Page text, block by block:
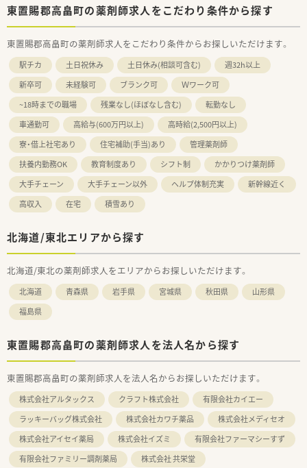
東置賜郡高畠町の薬剤師求人をこだわり条件から探す
東置賜郡高畠町の薬剤師求人をこだわり条件からお探しいただけます。
駅チカ 土日祝休み 土日休み(相談可含む)
週32h以上
新卒可
未経験可 ブランク可
Ｗワーク可
~18時までの職場
残業なし(ほぼなし含む)
転勤なし
車通勤可
高給与(600万円以上)
高時給(2,500円以上)
寮・借上社宅あり
住宅補助(手当)あり
管理薬剤師
扶養内勤務OK
教育制度あり シフト制
かかりつけ薬剤師
大手チェーン
大手チェーン以外 ヘルプ体制充実
新幹線近く
高収入
在宅 積雪あり
北海道/東北エリアから探す
北海道/東北の薬剤師求人をエリアからお探しいただけます。
北海道 青森県 岩手県 宮城県 秋田県
山形県
福島県
東置賜郡高畠町の薬剤師求人を法人名から探す
東置賜郡高畠町の薬剤師求人を法人名からお探しいただけます。
株式会社アルタックス クラフト株式会社
有限会社カイエー
ラッキーバッグ株式会社
株式会社カワチ薬品
株式会社メディセオ
株式会社アイセイ薬局
株式会社イズミ
有限会社ファーマシーすず
有限会社ファミリー調剤薬局
株式会社 共栄堂